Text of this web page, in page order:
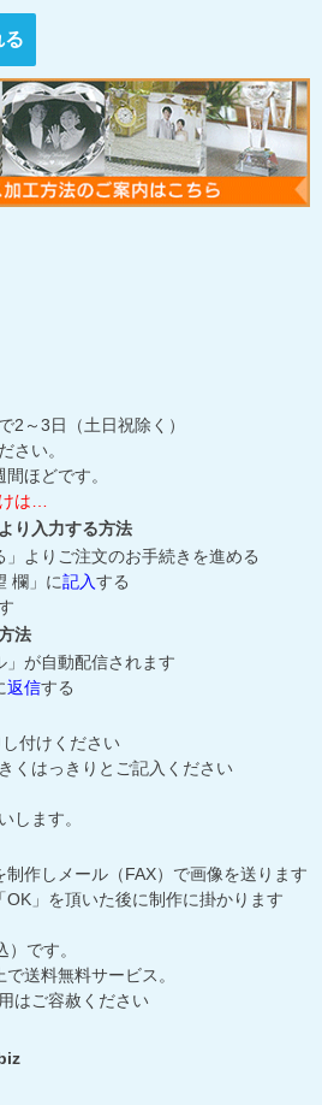
る
2～3日（土日祝除く）
さい。
ほどです。
は…
り入力する方法
よりご注文のお手続きを進める
欄」に記入する
法
」が自動配信されます
返信する
付けください
くはっきりとご記入ください
します。
作しメール（FAX）で画像を送ります
」を頂いた後に制作に掛かります
です。
送料無料サービス。
はご容赦ください